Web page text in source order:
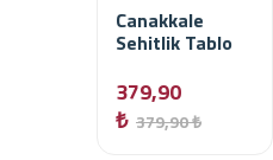
Canakkale
Sehitlik Tablo
379,90
₺ 379,90 ₺